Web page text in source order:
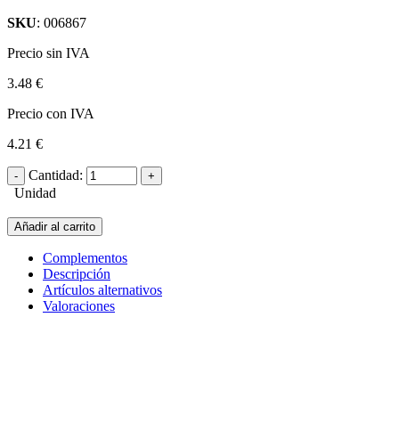
SKU: 006867
Precio sin IVA
3.48 €
Precio con IVA
4.21 €
Cantidad:
Unidad
Añadir al carrito
Complementos
Descripción
Artículos alternativos
Valoraciones